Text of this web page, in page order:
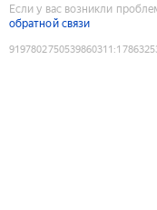
Если у вас возникли
обратной связи
9197802750539860311 :